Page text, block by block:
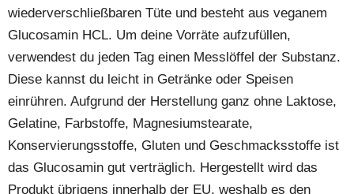
wiederverschließbaren Tüte und besteht aus veganem
Glucosamin HCL. Um deine Vorräte aufzufüllen,
verwendest du jeden Tag einen Messlöffel der Substanz.
Diese kannst du leicht in Getränke oder Speisen
einrühren. Aufgrund der Herstellung ganz ohne Laktose,
Gelatine, Farbstoffe, Magnesiumstearate,
Konservierungsstoffe, Gluten und Geschmacksstoffe ist
das Glucosamin gut verträglich. Hergestellt wird das
Produkt übrigens innerhalb der EU, weshalb es den